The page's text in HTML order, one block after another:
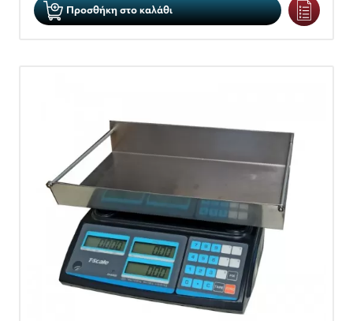
Προσθήκη στο καλάθι